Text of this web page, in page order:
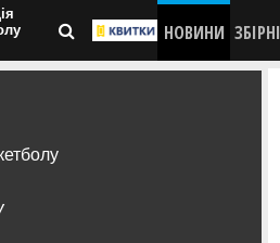
НОВИНИ ЗБІРНІ